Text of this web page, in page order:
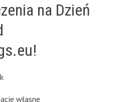
na Dzień
własne